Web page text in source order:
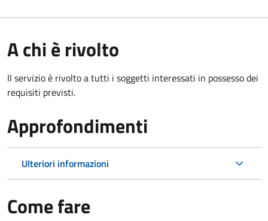
A chi è rivolto
Il servizio è rivolto a tutti i soggetti interessati in possesso dei
requisiti previsti.
Approfondimenti
Ulteriori informazioni
Come fare